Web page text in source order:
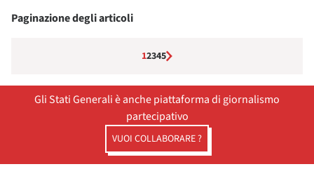
Paginazione degli articoli
12345
Gli Stati Generali è anche piattaforma di giornalismo
partecipativo
VUOI COLLABORARE ?